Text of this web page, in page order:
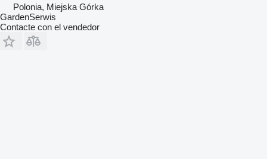
Polonia, Miejska Górka
GardenSerwis
Contacte con el vendedor